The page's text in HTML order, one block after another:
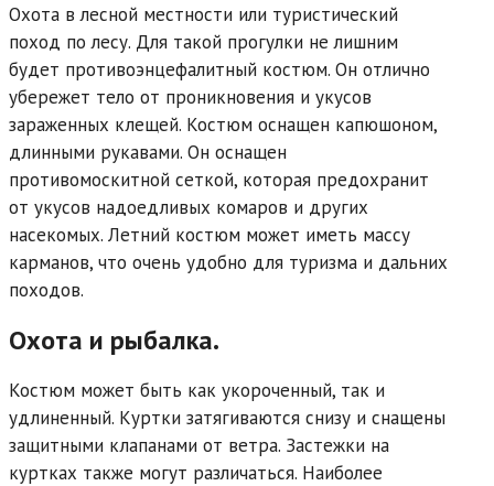
Охота в лесной местности или туристический
поход по лесу. Для такой прогулки не лишним
будет противоэнцефалитный костюм. Он отлично
убережет тело от проникновения и укусов
зараженных клещей. Костюм оснащен капюшоном,
длинными рукавами. Он оснащен
противомоскитной сеткой, которая предохранит
от укусов надоедливых комаров и других
насекомых. Летний костюм может иметь массу
карманов, что очень удобно для туризма и дальних
походов.
Охота и рыбалка.
Костюм может быть как укороченный, так и
удлиненный. Куртки затягиваются снизу и снащены
защитными клапанами от ветра. Застежки на
куртках также могут различаться. Наиболее